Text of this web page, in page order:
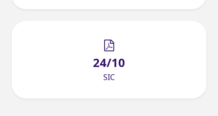
24/10
SIC